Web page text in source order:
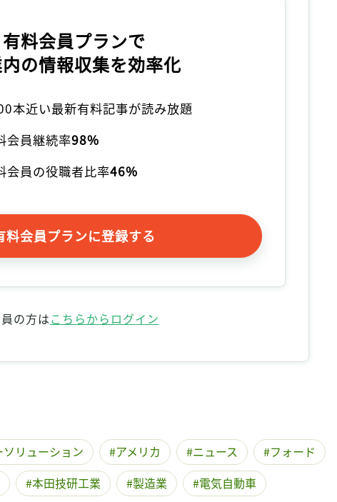
有料会員プランで
の情報収集を効率化
本近い最新有料記事が読み放題
会員継続率98%
会員の役職者比率46%
料会員プランに登録する
の方はこちらからログイン
ソリューション アメリカ ニュース
フォード
本田技研工業 製造業 電気自動車
記事をお気に入りに保存するには
ログイン 会員登録